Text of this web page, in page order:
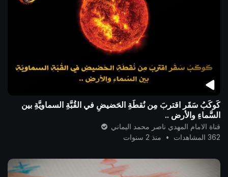
كَوكَبُ سَقَر اقتربَ مِن نُقطَةِ الحَضيضِ في القُبَّةِ السماويَّةِ بين
السَّماءِ والأرضِ ..
قناة الامام المهدي ناصر محمد اليماني
362 المشاهدات
• منذ 2 سنوات